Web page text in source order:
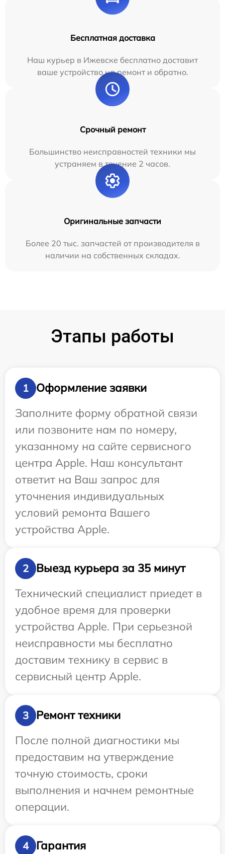
Бесплатная доставка
Наш курьер в Ижевске бесплатно доставит
ваше устройство на ремонт и обратно.
Срочный ремонт
Большинство неисправностей техники мы
устраняем в течение 2 часов.
Оригинальные запчасти
Более 20 тыс. запчастей от производителя в
наличии на собственных складах.
Этапы работы
1
Оформление заявки
Заполните форму обратной связи
или позвоните нам по номеру,
указанному на сайте сервисного
центра Apple. Наш консультант
ответит на Ваш запрос для
уточнения индивидуальных
условий ремонта Вашего
устройства Apple.
2
Выезд курьера за 35 минут
Технический специалист приедет в
удобное время для проверки
устройства Apple. При серьезной
неисправности мы бесплатно
доставим технику в сервис в
сервисный центр Apple.
3
Ремонт техники
После полной диагностики мы
предоставим на утверждение
точную стоимость, сроки
выполнения и начнем ремонтные
операции.
4 Гарантия